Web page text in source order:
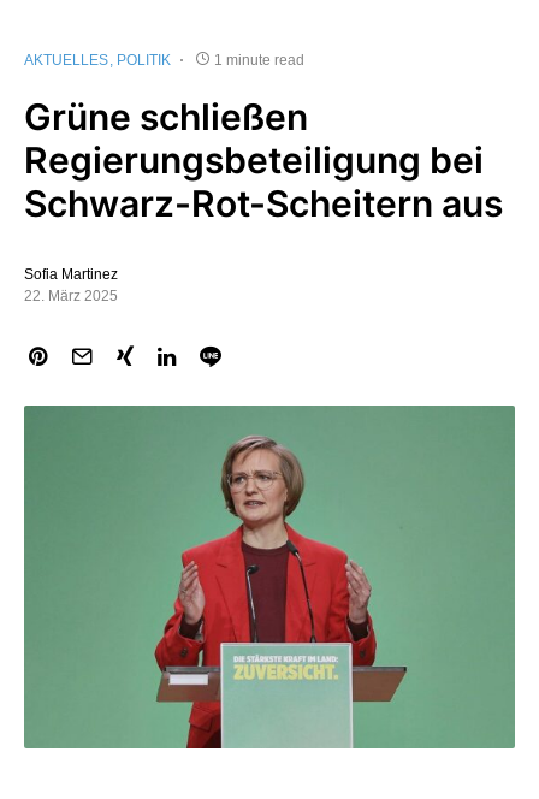
AKTUELLES POLITIK 1 minute read
Grüne schließen
Regierungsbeteiligung bei
Schwarz-Rot-Scheitern aus
Sofia Martinez
22. März 2025